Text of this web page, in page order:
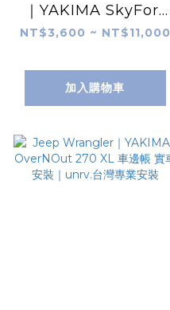
｜YAKIMA SkyFort
車頂戰術箱 置物箱 實
業安裝
NT$3,600 ~ NT$11,000
加入購物車